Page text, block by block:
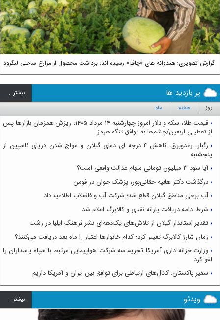
گزارش تصویری؛ هندوانه های «چاف» رسیده اند؛ برداشت محصول از مزارع ساحلی لنگرود
پر بازدید ها بيشتر ...
روز هفته ماه
قیمت طلا، سکه و دلار امروز چهارشنبه ۱۴ مرداد ۱۴۰۵؛ ریزش همزمان بازارها پس
از تعطیلی اربعین/چشم‌ها به توافق تنگه هرمز
رگبار، رعدوبرق، کاهش ۴ درجه ای دمای گیلان و مواج شدن دریای کاسپین از
پنجشنبه
آیا سود ۳ میلیون تومانی سهام عدالت واقعی است؟
درگذشت دکتر هانیه حقانی‌پور، پزشک جوان در فومن
آب برخی مناطق گیلان قطع شد؛ شرکت آب و فاضلاب اطلاعیه داد
شرط ادامه دریافت یارانه نقدی و کالابرگ اعلام شد
تقدیر استاندار گیلان از تلاش‌های یک‌دهه‌ای نشر فرهنگ ایلیا در رشت
زمان شارژ کالابرگ تغییر کرد؛ کدام خانوارها اعتبار را ماه بعد دریافت می‌کنند؟
وزارت خزانه داری آمریکا تحریم سه شرکت هواپیمایی مرتبط با سپاه پاسداران را
لغو کرد
سفیر پاکستان: کانال‌های ارتباطی برای توافق بین ایران و آمریکا داریم
ویدئو بيشتر ...